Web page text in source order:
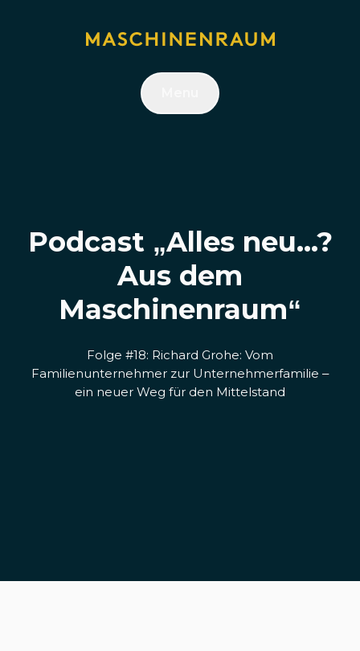
Podcast „Alles neu...?
Aus dem
Maschinenraum“
Folge #18: Richard Grohe: Vom
Familienunternehmer zur Unternehmerfamilie –
ein neuer Weg für den Mittelstand